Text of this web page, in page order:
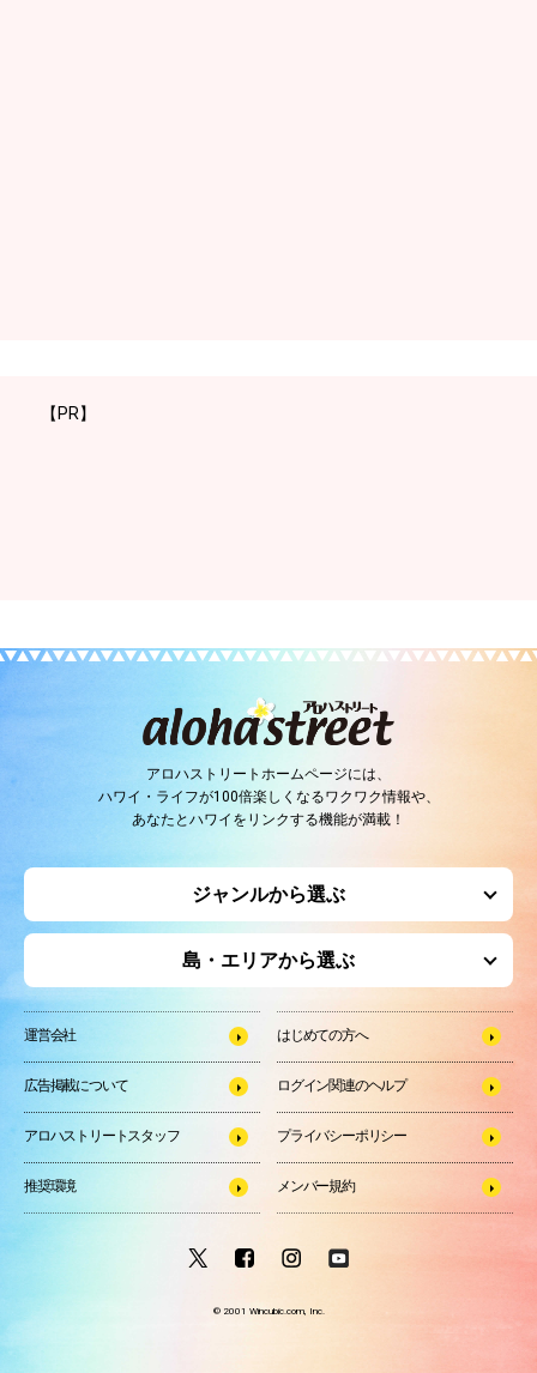
【PR】
アロハストリートホームページには、
ハワイ・ライフが100倍楽しくなるワクワク情報や、
あなたとハワイをリンクする機能が満載！
ジャンルから選ぶ
島・エリアから選ぶ
運営会社 はじめての方へ
広告掲載について ログイン関連のヘルプ
アロハストリートスタッフ プライバシーポリシー
推奨環境 メンバー規約
© 2001 Wincubic.com, Inc.